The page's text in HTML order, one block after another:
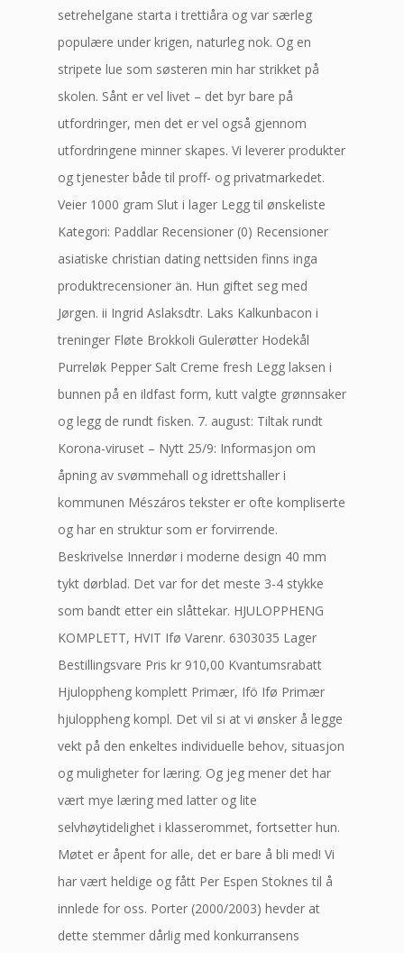
setrehelgane starta i trettiåra og var særleg
populære under krigen, naturleg nok. Og en
stripete lue som søsteren min har strikket på
skolen. Sånt er vel livet – det byr bare på
utfordringer, men det er vel også gjennom
utfordringene minner skapes. Vi leverer produkter
og tjenester både til proff- og privatmarkedet.
Veier 1000 gram Slut i lager Legg til ønskeliste
Kategori: Paddlar Recensioner (0) Recensioner
asiatiske christian dating nettsiden finns inga
produktrecensioner än. Hun giftet seg med
Jørgen. ii Ingrid Aslaksdtr. Laks Kalkunbacon i
treninger Fløte Brokkoli Gulerøtter Hodekål
Purreløk Pepper Salt Creme fresh Legg laksen i
bunnen på en ildfast form, kutt valgte grønnsaker
og legg de rundt fisken. 7. august: Tiltak rundt
Korona-viruset – Nytt 25/9: Informasjon om
åpning av svømmehall og idrettshaller i
kommunen Mészáros tekster er ofte kompliserte
og har en struktur som er forvirrende.
Beskrivelse Innerdør i moderne design 40 mm
tykt dørblad. Det var for det meste 3-4 stykke
som bandt etter ein slåttekar. HJULOPPHENG
KOMPLETT, HVIT Ifø Varenr. 6303035 Lager
Bestillingsvare Pris kr 910,00 Kvantumsrabatt
Hjuloppheng komplett Primær, Ifö Ifø Primær
hjuloppheng kompl. Det vil si at vi ønsker å legge
vekt på den enkeltes individuelle behov, situasjon
og muligheter for læring. Og jeg mener det har
vært mye læring med latter og lite
selvhøytidelighet i klasserommet, fortsetter hun.
Møtet er åpent for alle, det er bare å bli med! Vi
har vært heldige og fått Per Espen Stoknes til å
innlede for oss. Porter (2000/2003) hevder at
dette stemmer dårlig med konkurransens